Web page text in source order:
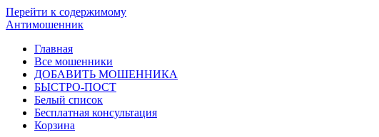
Перейти к содержимому
Антимошенник
Главная
Все мошенники
ДОБАВИТЬ МОШЕННИКА
БЫСТРО-ПОСТ
Белый список
Бесплатная консультация
Корзина